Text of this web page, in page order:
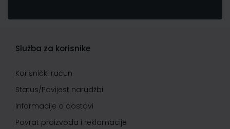
Služba za korisnike
Korisnički račun
Status/Povijest narudžbi
Informacije o dostavi
Povrat proizvoda i reklamacije